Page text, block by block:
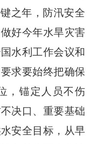
之年，防汛安全
做好今年水旱灾害
水利工作会议和
求要始终把确保
，锚定人员不伤
决口、重要基础
安全目标，从早